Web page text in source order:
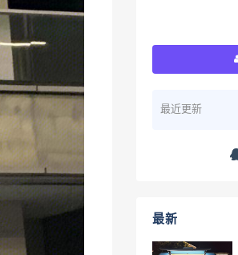
最近更新
最新